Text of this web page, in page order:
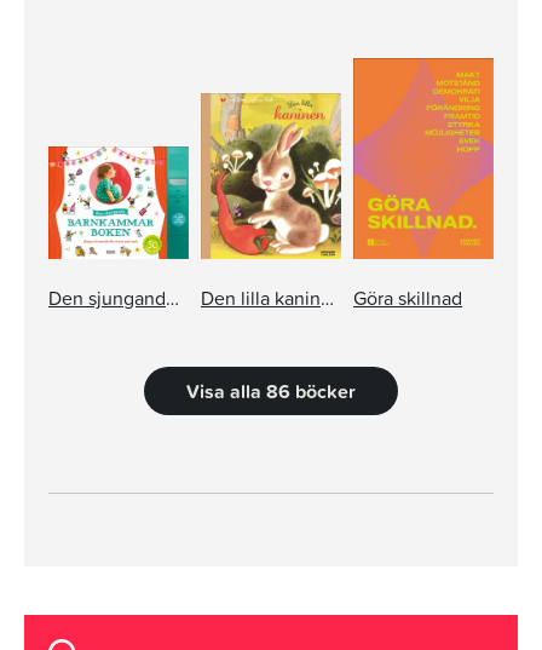
Den sjungande barnkammarboken Den lilla kaninen Göra skillnad
Visa alla 86 böcker